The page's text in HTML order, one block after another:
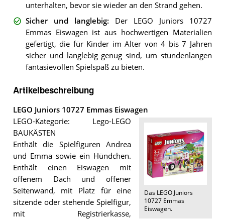
unterhalten, bevor sie wieder an den Strand gehen.
Sicher und langlebig: Der LEGO Juniors 10727
Emmas Eiswagen ist aus hochwertigen Materialien
gefertigt, die für Kinder im Alter von 4 bis 7 Jahren
sicher und langlebig genug sind, um stundenlangen
fantasievollen Spielspaß zu bieten.
Artikelbeschreibung
LEGO Juniors 10727 Emmas Eiswagen
Das LEGO Juniors
10727 Emmas
Eiswagen.
LEGO-Kategorie: Lego-LEGO
BAUKÄSTEN
Enthält die Spielfiguren Andrea
und Emma sowie ein Hündchen.
Enthält einen Eiswagen mit
offenem Dach und offener
Seitenwand, mit Platz für eine
sitzende oder stehende Spielfigur,
mit Registrierkasse,